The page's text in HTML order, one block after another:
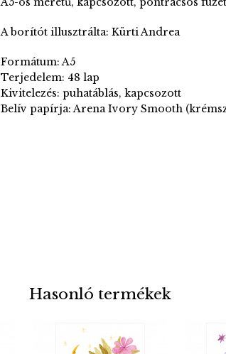
A borítót illusztrálta: Kürti Andrea
Formátum: A5
Terjedelem: 48 lap
Kivitelezés: puhatáblás, kapcsozott
Belív papírja: Arena Ivory Smooth
Hasonló termékek